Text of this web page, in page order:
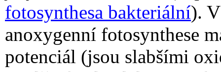
fotosynthesa bakteriální).
anoxygenní fotosynthese
potenciál (jsou slabšími